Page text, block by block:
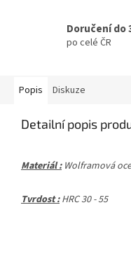
Doručení do
po celé ČR
Popis Diskuze
Detailní popis
Materiál : Wolframová
Tvrdost : HRC 30 - 55